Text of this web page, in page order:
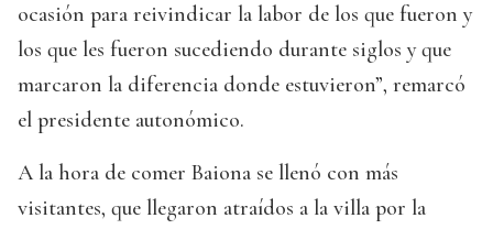
ocasión para reivindicar la labor de los que fueron y
los que les fueron sucediendo durante siglos y que
marcaron la diferencia donde estuvieron”, remarcó
el presidente autonómico.
A la hora de comer Baiona se llenó con más
visitantes, que llegaron atraídos a la villa por la